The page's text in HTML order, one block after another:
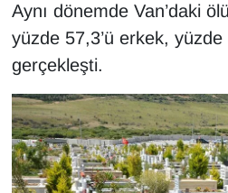
Aynı dönemde Van’daki
yüzde 57,3’ü erkek, yüzde
gerçekleşti.
MEDYA
ONE EKONOMİ
POLİTİKA
Resmi İlanlar